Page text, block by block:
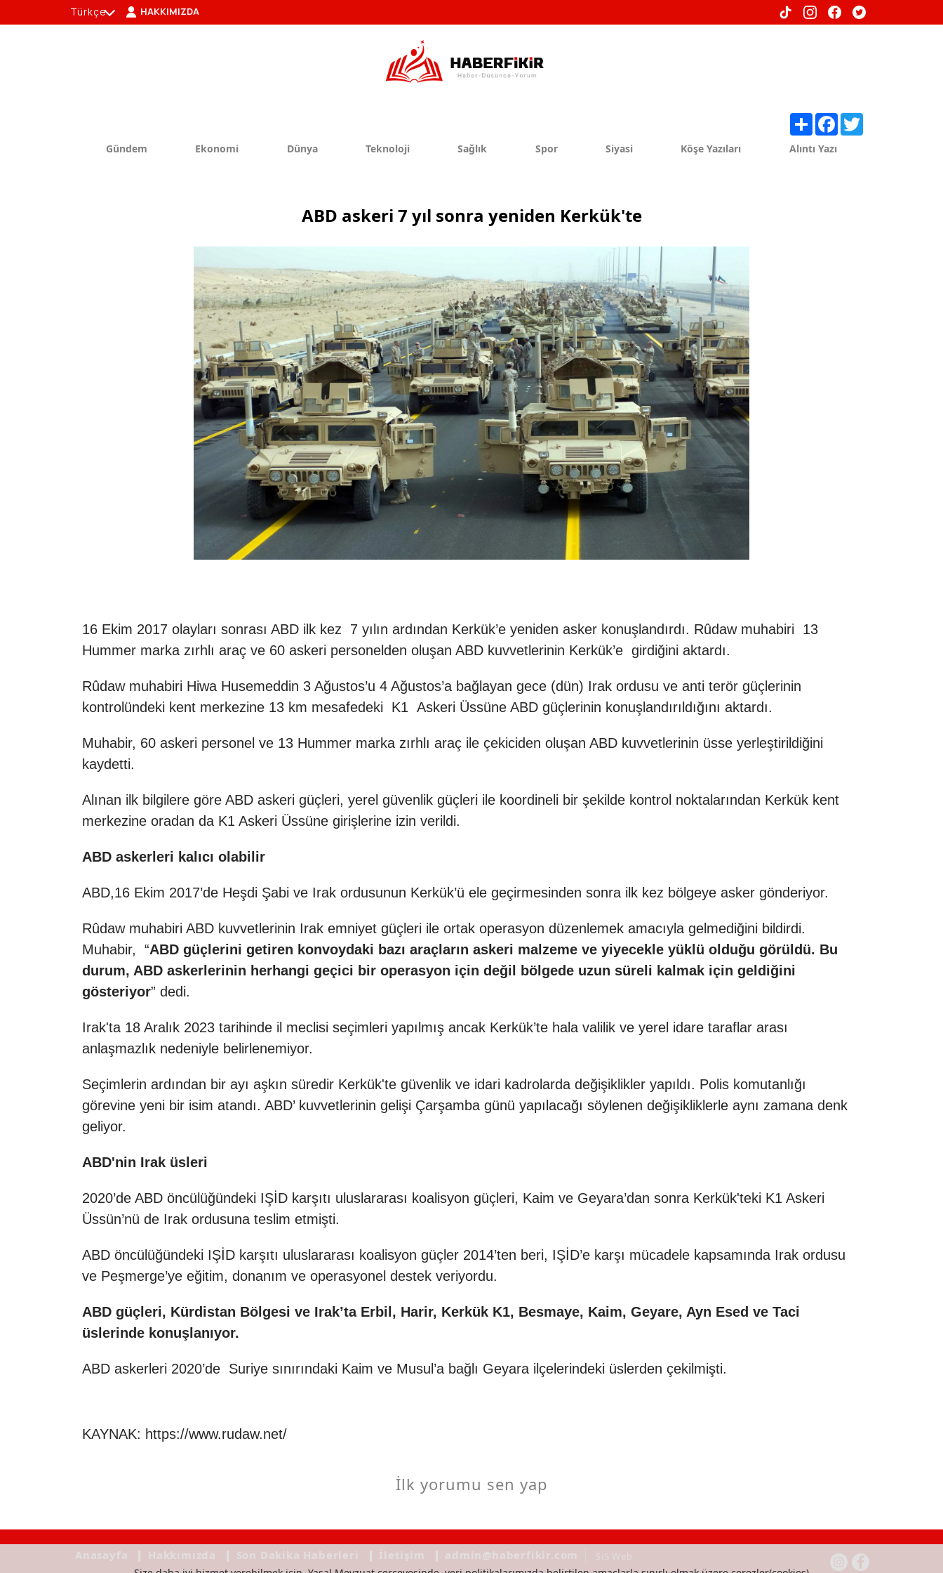
Gündem Ekonomi Dünya Teknoloji Sağlık Spor Siyasi Köşe Yazıları Alıntı Yazı
ABD askeri 7 yıl sonra yeniden Kerkük'te
16 Ekim 2017 olayları sonrası ABD ilk kez 7 yılın ardından Kerkük’e yeniden asker konuşlandırdı. Rûdaw muhabiri 13
Hummer marka zırhlı araç ve 60 askeri personelden oluşan ABD kuvvetlerinin Kerkük’e girdiğini aktardı.
Rûdaw muhabiri Hiwa Husemeddin 3 Ağustos’u 4 Ağustos’a bağlayan gece (dün) Irak ordusu ve anti terör güçlerinin
kontrolündeki kent merkezine 13 km mesafedeki K1 Askeri Üssüne ABD güçlerinin konuşlandırıldığını aktardı.
Muhabir, 60 askeri personel ve 13 Hummer marka zırhlı araç ile çekiciden oluşan ABD kuvvetlerinin üsse yerleştirildiğini
kaydetti.
Alınan ilk bilgilere göre ABD askeri güçleri, yerel güvenlik güçleri ile koordineli bir şekilde kontrol noktalarından Kerkük kent
merkezine oradan da K1 Askeri Üssüne girişlerine izin verildi.
ABD askerleri kalıcı olabilir
ABD,16 Ekim 2017’de Heşdi Şabi ve Irak ordusunun Kerkük’ü ele geçirmesinden sonra ilk kez bölgeye asker gönderiyor.
Rûdaw muhabiri ABD kuvvetlerinin Irak emniyet güçleri ile ortak operasyon düzenlemek amacıyla gelmediğini bildirdi.
Muhabir, “ABD güçlerini getiren konvoydaki bazı araçların askeri malzeme ve yiyecekle yüklü olduğu görüldü. Bu
durum, ABD askerlerinin herhangi geçici bir operasyon için değil bölgede uzun süreli kalmak için geldiğini
gösteriyor” dedi.
Irak'ta 18 Aralık 2023 tarihinde il meclisi seçimleri yapılmış ancak Kerkük’te hala valilik ve yerel idare taraflar arası
anlaşmazlık nedeniyle belirlenemiyor.
Seçimlerin ardından bir ayı aşkın süredir Kerkük'te güvenlik ve idari kadrolarda değişiklikler yapıldı. Polis komutanlığı
görevine yeni bir isim atandı. ABD’ kuvvetlerinin gelişi Çarşamba günü yapılacağı söylenen değişikliklerle aynı zamana denk
geliyor.
ABD'nin Irak üsleri
2020’de ABD öncülüğündeki IŞİD karşıtı uluslararası koalisyon güçleri, Kaim ve Geyara’dan sonra Kerkük'teki K1 Askeri
Üssün’nü de Irak ordusuna teslim etmişti.
ABD öncülüğündeki IŞİD karşıtı uluslararası koalisyon güçler 2014’ten beri, IŞİD’e karşı mücadele kapsamında Irak ordusu
ve Peşmerge’ye eğitim, donanım ve operasyonel destek veriyordu.
ABD güçleri, Kürdistan Bölgesi ve Irak’ta Erbil, Harir, Kerkük K1, Besmaye, Kaim, Geyare, Ayn Esed ve Taci
üslerinde konuşlanıyor.
ABD askerleri 2020’de Suriye sınırındaki Kaim ve Musul’a bağlı Geyara ilçelerindeki üslerden çekilmişti.
KAYNAK: https://www.rudaw.net/
İlk yorumu sen yap
Share Facebook
Türkçe
HAKKIMIZDA
Anasayfa ❙ Hakkımızda ❙ Son Dakika Haberleri ❙ İletişim ❙ admin@haberfikir.com SiS Web